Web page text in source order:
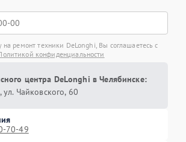
на ремонт техники DeLonghi, Вы соглашаетесь с
конфиденциальности
центра DeLonghi в Челябинске:
ул. Чайковского, 60
70-49